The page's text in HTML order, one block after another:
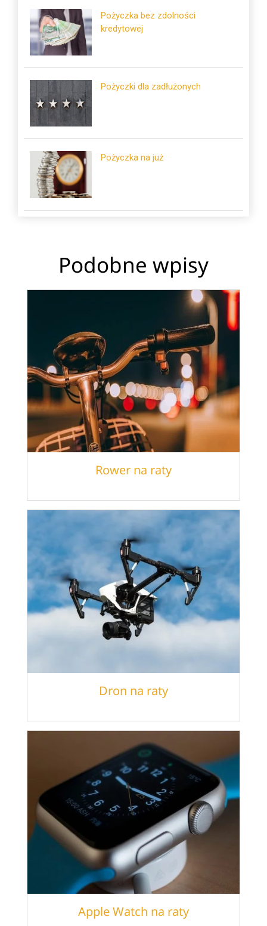
Pożyczka bez zdolności
kredytowej
Pożyczki dla zadłużonych
Pożyczka na już
Podobne wpisy
Rower na raty
Dron na raty
Apple Watch na raty